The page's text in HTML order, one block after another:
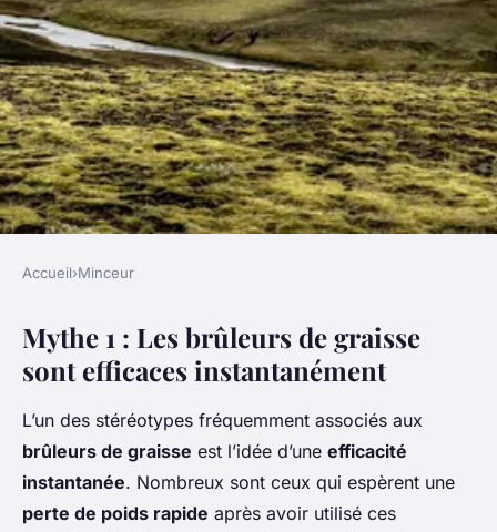
Les mythes populaires sur les
brûleurs de graisse
Adam•3 mars 2025•7 min de lecture
Accueil›Minceur
Mythe 1 : Les brûleurs de graisse
sont efficaces instantanément
L’un des stéréotypes fréquemment associés aux
brûleurs de graisse est l’idée d’une efficacité
instantanée. Nombreux sont ceux qui espèrent une
perte de poids rapide après avoir utilisé ces